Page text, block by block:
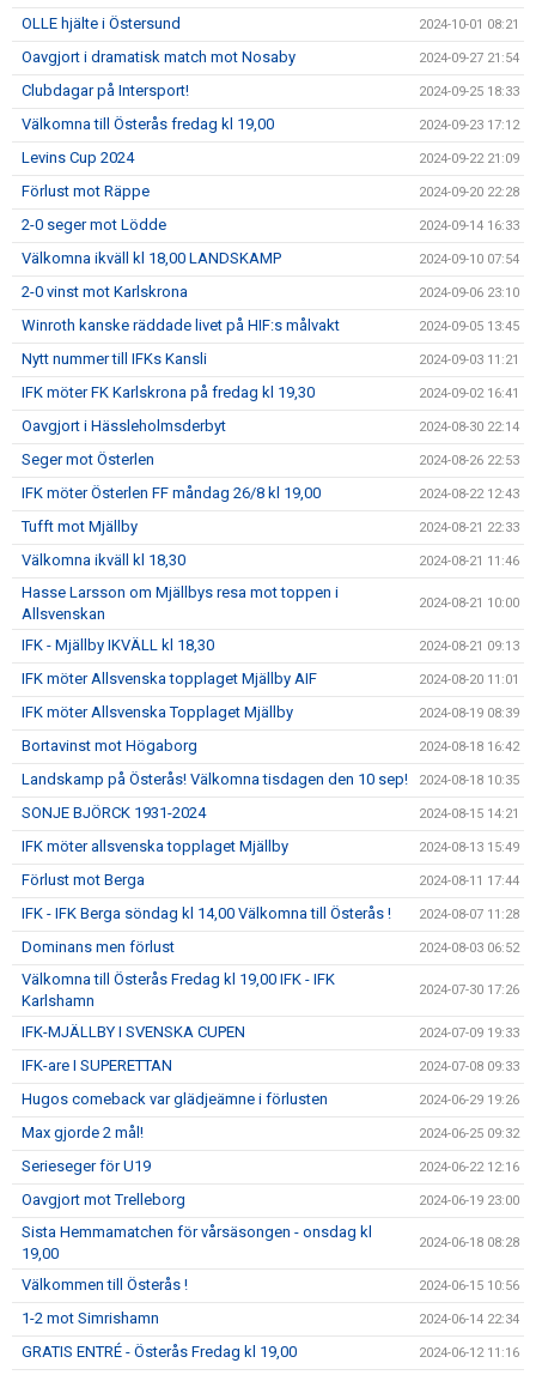
OLLE hjälte i Östersund 2024-10-01 08:21
Oavgjort i dramatisk match mot Nosaby 2024-09-27 21:54
Clubdagar på Intersport! 2024-09-25 18:33
Välkomna till Österås fredag kl 19,00 2024-09-23 17:12
Levins Cup 2024 2024-09-22 21:09
Förlust mot Räppe 2024-09-20 22:28
2-0 seger mot Lödde 2024-09-14 16:33
Välkomna ikväll kl 18,00 LANDSKAMP 2024-09-10 07:54
2-0 vinst mot Karlskrona 2024-09-06 23:10
Winroth kanske räddade livet på HIF:s målvakt 2024-09-05 13:45
Nytt nummer till IFKs Kansli 2024-09-03 11:21
IFK möter FK Karlskrona på fredag kl 19,30 2024-09-02 16:41
Oavgjort i Hässleholmsderbyt 2024-08-30 22:14
Seger mot Österlen 2024-08-26 22:53
IFK möter Österlen FF måndag 26/8 kl 19,00 2024-08-22 12:43
Tufft mot Mjällby 2024-08-21 22:33
Välkomna ikväll kl 18,30 2024-08-21 11:46
Hasse Larsson om Mjällbys resa mot toppen i
Allsvenskan
2024-08-21 10:00
IFK - Mjällby IKVÄLL kl 18,30 2024-08-21 09:13
IFK möter Allsvenska topplaget Mjällby AIF 2024-08-20 11:01
IFK möter Allsvenska Topplaget Mjällby 2024-08-19 08:39
Bortavinst mot Högaborg 2024-08-18 16:42
Landskamp på Österås! Välkomna tisdagen den 10 sep! 2024-08-18 10:35
SONJE BJÖRCK 1931-2024 2024-08-15 14:21
IFK möter allsvenska topplaget Mjällby 2024-08-13 15:49
Förlust mot Berga 2024-08-11 17:44
IFK - IFK Berga söndag kl 14,00 Välkomna till Österås ! 2024-08-07 11:28
Dominans men förlust 2024-08-03 06:52
Välkomna till Österås Fredag kl 19,00 IFK - IFK
Karlshamn
2024-07-30 17:26
IFK-MJÄLLBY I SVENSKA CUPEN 2024-07-09 19:33
IFK-are I SUPERETTAN 2024-07-08 09:33
Hugos comeback var glädjeämne i förlusten 2024-06-29 19:26
Max gjorde 2 mål! 2024-06-25 09:32
Serieseger för U19 2024-06-22 12:16
Oavgjort mot Trelleborg 2024-06-19 23:00
Sista Hemmamatchen för vårsäsongen - onsdag kl
19,00
2024-06-18 08:28
Välkommen till Österås ! 2024-06-15 10:56
1-2 mot Simrishamn 2024-06-14 22:34
GRATIS ENTRÉ - Österås Fredag kl 19,00 2024-06-12 11:16